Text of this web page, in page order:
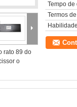
rato 89 do
o
Tempo de
Termos